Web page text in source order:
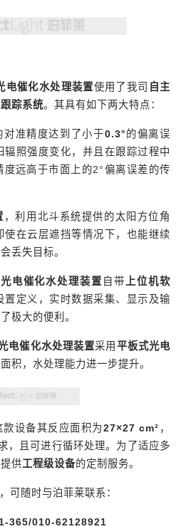
电催化水处理装置使用了我司
自主
踪系统。其具有如下两大特点：
对准精度达到了小于0.3°的偏离误
照强度变化，并且在跟踪过程中
远高于市面上的2°偏离误差的传
，利用北斗系统提供的太阳方位角
在云层遮挡等情况下，也能继续
丢失目标。
电催化水处理装置 自带 上位机软
置定义，实时数据采集、显示及输
极大的便利。
电催化水处理装置采用 平板式光电
积，水处理能力进一步提升。
款设备其反应面积为27×27 cm² ，
，且可进行循环处理。为了适应多
供工程级设备的定制服务。
可随时与泊菲莱联系：
365/010-62128921